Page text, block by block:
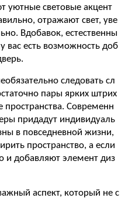
уютные световые акцент
отражают свет, уве
Вдобавок, естественны
вас есть возможность доб
следовать сл
пары ярких штрих
пространства. Современн
придадут индивидуаль
в повседневной жизни,
пространство, а если
и добавляют элемент диз
аспект, который не с